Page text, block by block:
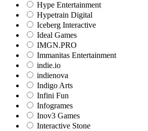
Hype Entertainment
Hypetrain Digital
Iceberg Interactive
Ideal Games
IMGN.PRO
Immanitas Entertainment
indie.io
indienova
Indigo Arts
Infini Fun
Infogrames
Inov3 Games
Interactive Stone